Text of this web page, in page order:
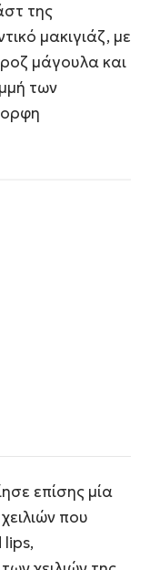
της
μακιγιάζ, με
μάγουλα και
των
επίσης μία
που
lips,